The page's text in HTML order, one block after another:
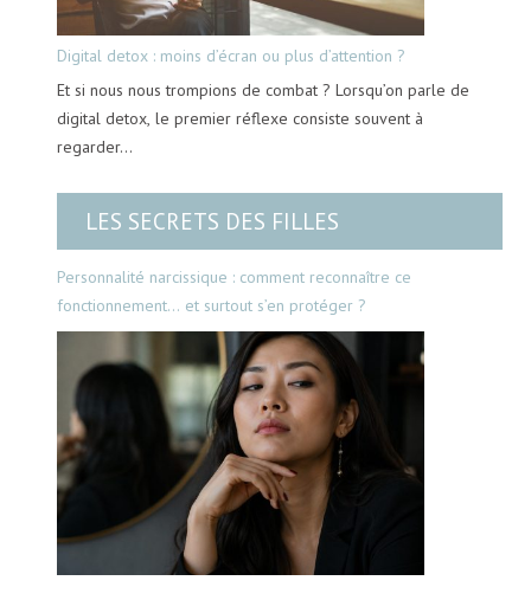
Digital detox : moins d’écran ou plus d’attention ?
Et si nous nous trompions de combat ? Lorsqu’on parle de
digital detox, le premier réflexe consiste souvent à
regarder…
LES SECRETS DES FILLES
Personnalité narcissique : comment reconnaître ce
fonctionnement… et surtout s’en protéger ?